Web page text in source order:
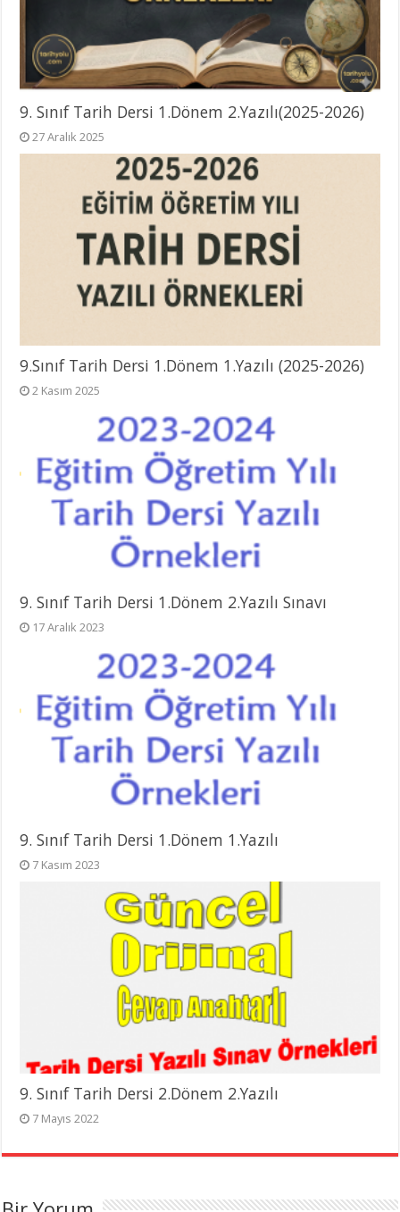
9. Sınıf Tarih Dersi 1.Dönem 2.Yazılı(2025-2026)
27 Aralık 2025
9.Sınıf Tarih Dersi 1.Dönem 1.Yazılı (2025-2026)
2 Kasım 2025
9. Sınıf Tarih Dersi 1.Dönem 2.Yazılı Sınavı
17 Aralık 2023
9. Sınıf Tarih Dersi 1.Dönem 1.Yazılı
7 Kasım 2023
9. Sınıf Tarih Dersi 2.Dönem 2.Yazılı
7 Mayıs 2022